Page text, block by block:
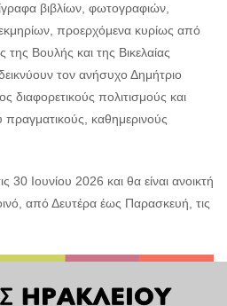
βιβλίων, φωτογραφιών,
προερχόμενα κυρίως από
της Βουλής και της Βικελαίας
τον ανήσυχο Δημήτριο
διαφορετικούς πολιτισμούς και
καθημερινούς
30 Ιουνίου 2026 και θα είναι ανοικτή
από Δευτέρα έως Παρασκευή, τις